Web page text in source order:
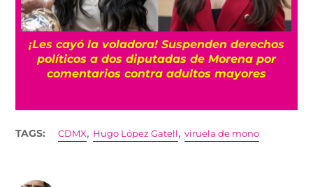
¡Les cayó la voladora! Suspenden derechos
políticos a dos diputadas de Morena por
comentarios contra adultos mayores
TAGS: CDMX, Hugo López Gatell ,viruela de mono